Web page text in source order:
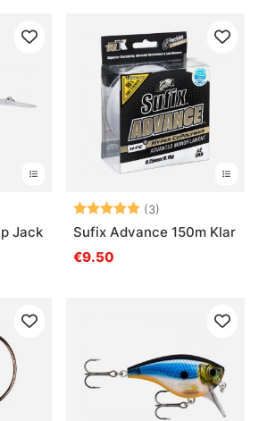
tähdestä
Jack
Arvio: (3)
Sufix Advance 150m Klar
€9.50